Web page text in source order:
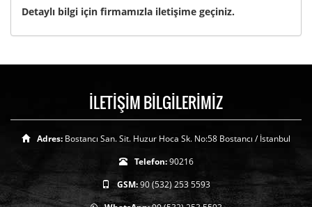
Detaylı bilgi için firmamızla iletişime geçiniz.
İLETİŞİM BİLGİLERİMİZ
Adres: Bostancı San. Sit. Huzur Hoca Sk. No:58 Bostancı / İstanbul
Telefon:90216
GSM:90 (532) 253 5593